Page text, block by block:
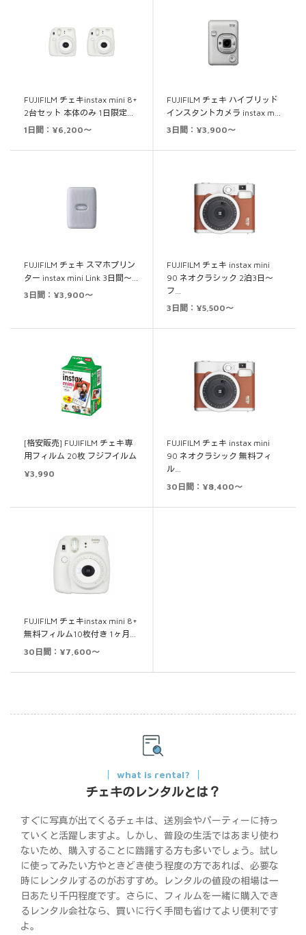
FUJIFILM チェキinstax mini 8+
2台セット 本体のみ 1日限定…
1日間：¥6,200～
FUJIFILM チェキ ハイブリッド
インスタントカメラ instax m…
3日間：¥3,900～
FUJIFILM チェキ スマホプリン
ター instax mini Link 3日間～…
3日間：¥3,900～
FUJIFILM チェキ instax mini
90 ネオクラシック 2泊3日～
フ…
3日間：¥5,500～
[格安販売] FUJIFILM チェキ専
用フィルム 20枚 フジフイルム
¥3,990
FUJIFILM チェキ instax mini
90 ネオクラシック 無料フィ
ル…
30日間：¥8,400～
FUJIFILM チェキinstax mini 8+
無料フィルム10枚付き 1ヶ月…
30日間：¥7,600～
what is rental?
チェキのレンタルとは？
すぐに写真が出てくるチェキは、送別会やパーティーに持っ
ていくと活躍しますよ。しかし、普段の生活ではあまり使わ
ないため、購入することに躊躇する方も多いでしょう。試し
に使ってみたい方やときどき使う程度の方であれば、必要な
時にレンタルするのがおすすめ。レンタルの値段の相場は一
日あたり千円程度です。さらに、フィルムを一緒に購入でき
るレンタル会社なら、買いに行く手間も省けてより便利です
よ。